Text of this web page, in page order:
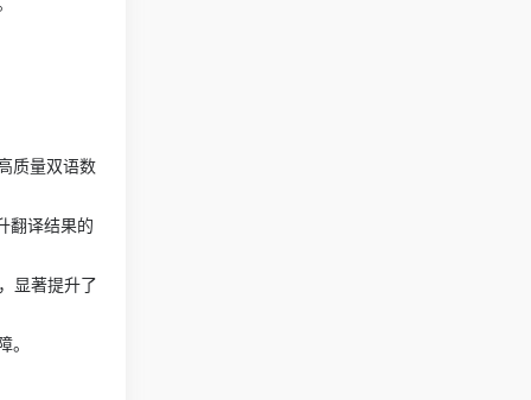
质量双语数
翻译结果的
显著提升了